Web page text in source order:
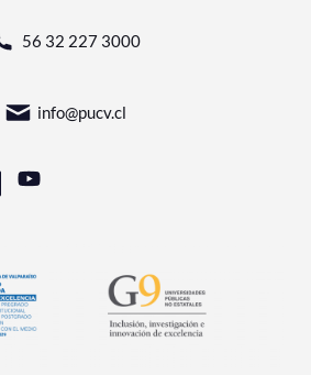
56 32 227 3000
info@pucv.cl